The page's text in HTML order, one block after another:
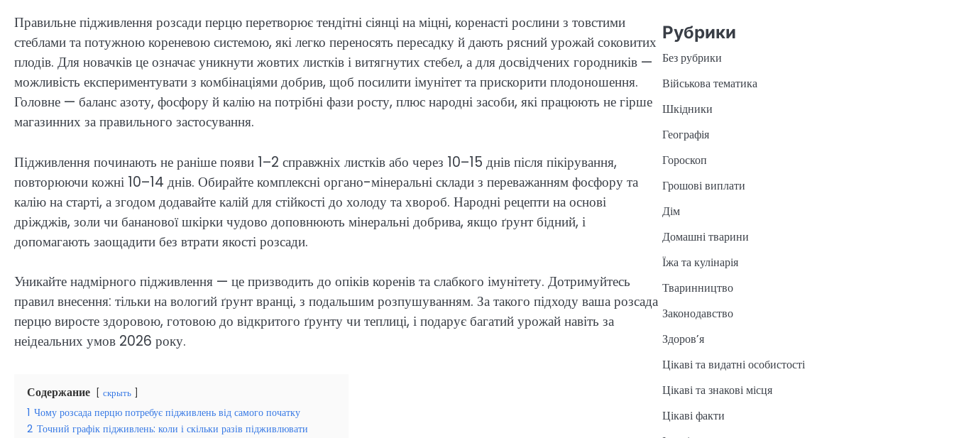
Правильне підживлення розсади перцю перетворює тендітні сіянці на міцні, коренасті рослини з товстими
стеблами та потужною кореневою системою, які легко переносять пересадку й дають рясний урожай соковитих
плодів. Для новачків це означає уникнути жовтих листків і витягнутих стебел, а для досвідчених городників —
можливість експериментувати з комбінаціями добрив, щоб посилити імунітет та прискорити плодоношення.
Головне — баланс азоту, фосфору й калію на потрібні фази росту, плюс народні засоби, які працюють не гірше
магазинних за правильного застосування.
Підживлення починають не раніше появи 1–2 справжніх листків або через 10–15 днів після пікірування,
повторюючи кожні 10–14 днів. Обирайте комплексні органо-мінеральні склади з переважанням фосфору та
калію на старті, а згодом додавайте калій для стійкості до холоду та хвороб. Народні рецепти на основі
дріжджів, золи чи бананової шкірки чудово доповнюють мінеральні добрива, якщо ґрунт бідний, і
допомагають заощадити без втрати якості розсади.
Уникайте надмірного підживлення — це призводить до опіків коренів та слабкого імунітету. Дотримуйтесь
правил внесення: тільки на вологий ґрунт вранці, з подальшим розпушуванням. За такого підходу ваша розсада
перцю виросте здоровою, готовою до відкритого ґрунту чи теплиці, і подарує багатий урожай навіть за
неідеальних умов 2026 року.
Содержание скрыть
1 Чому розсада перцю потребує підживлень від самого початку
2 Точний графік підживлень: коли і скільки разів підживлювати
Рубрики
Без рубрики
Військова тематика
Шкідники
Географія
Гороскоп
Грошові виплати
Дім
Домашні тварини
Їжа та кулінарія
Тваринництво
Законодавство
Здоров’я
Цікаві та видатні особистості
Цікаві та знакові місця
Цікаві факти